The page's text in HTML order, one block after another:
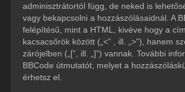
adminisztrátortól függ, de neked is
vagy bekapcsolni a hozzászólásaidnál. A
felépítésű, mint a HTML, kivéve hogy a
kacsacsőrök között („<” , ill. „>”), hanem
zárójelben („[”, ill. „]”) vannak. További
BBCode útmutatót, melyet a
érhetsz el.